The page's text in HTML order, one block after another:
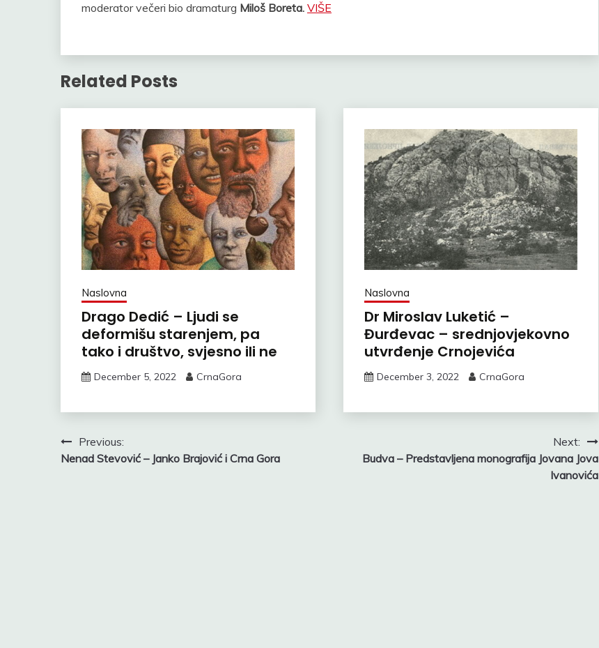
moderator večeri bio dramaturg Miloš Boreta. VIŠE
Related Posts
Naslovna
Drago Dedić – Ljudi se
deformišu starenjem, pa
tako i društvo, svjesno ili ne
December 5, 2022 CrnaGora
Naslovna
Dr Miroslav Luketić –
Đurđevac – srednjovjekovno
utvrđenje Crnojevića
December 3, 2022 CrnaGora
Post
navigation
Previous:
Nenad Stevović – Janko Brajović i Crna Gora
Next:
Budva – Predstavljena monografija Jovana Jova
Ivanovića